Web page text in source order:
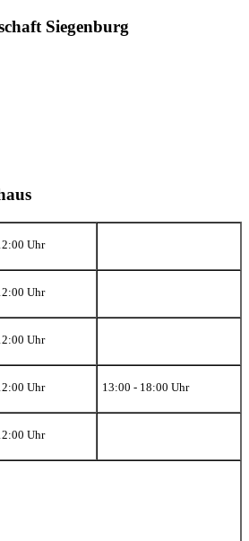
Siegenburg
Uhr
Uhr
Uhr
Uhr
13:00 - 18:00 Uhr
Uhr